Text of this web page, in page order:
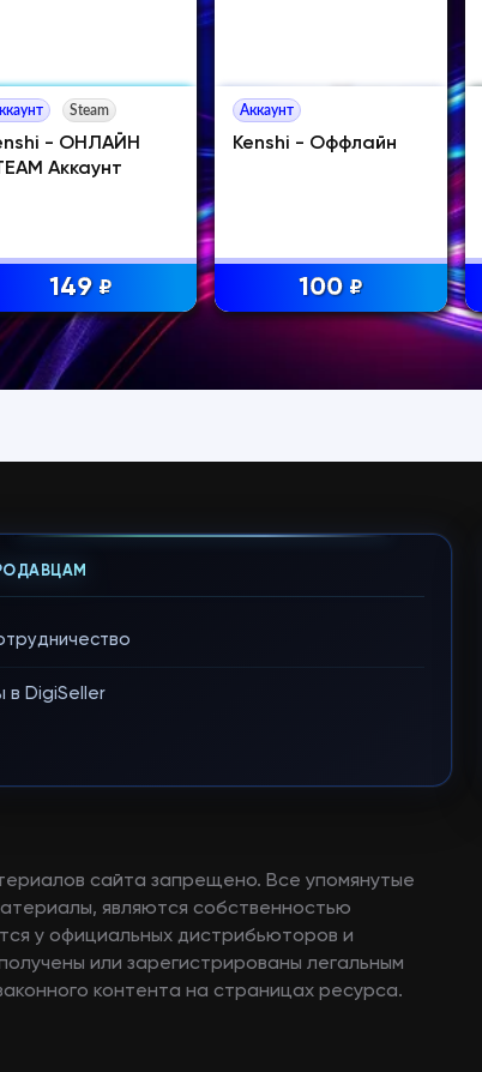
Steam
- ОНЛАЙН
Аккаунт
149 ₽
Аккаунт
Kenshi - Оффлайн
100 ₽
в DigiSeller
сайта запрещено. Все упомянутые
являются собственностью
у официальных дистрибьюторов и
или зарегистрированы легальным
контента на страницах ресурса.